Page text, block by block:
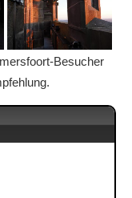
Besucher